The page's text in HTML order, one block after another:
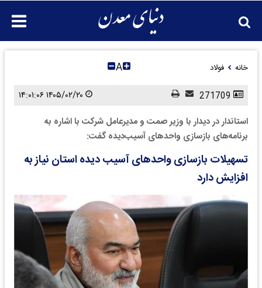
خانه فولاد A
استاندار در دیدار با وزیر صمت و مدیرعامل شرکت‌ با اشاره به
برنامه‌های بازسازی واحدهای آسیب‌دیده گفت:
تسهیلات بازسازی واحدهای آسیب دیده استان نیاز به
افزایش دارد